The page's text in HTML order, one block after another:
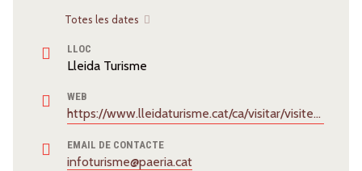
Totes les dates
LLOC
Lleida Turisme
WEB
https://www.lleidaturisme.cat/ca/visitar/visites-guiades/visites-guiades
EMAIL DE CONTACTE
infoturisme@paeria.cat